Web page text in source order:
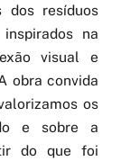
dos resíduos
na
visual e
obra convida
os
e sobre a
do que foi